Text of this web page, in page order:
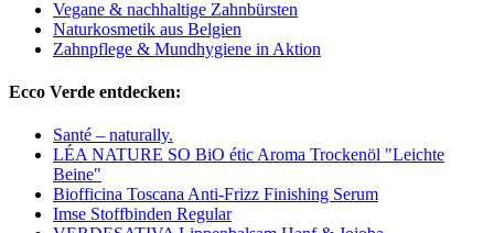
Vegane & nachhaltige Zahnbürsten
Naturkosmetik aus Belgien
Zahnpflege & Mundhygiene in Aktion
Ecco Verde entdecken:
Santé – naturally.
LÉA NATURE SO BiO étic Aroma Trockenöl "Leichte
Beine"
Biofficina Toscana Anti-Frizz Finishing Serum
Imse Stoffbinden Regular